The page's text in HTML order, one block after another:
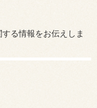
る情報をお伝えしま